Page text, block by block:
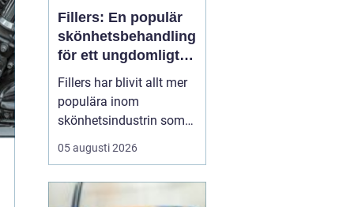
Fillers: En populär
skönhetsbehandling
för ett ungdomligt
utseende
Fillers har blivit allt mer
populära inom
skönhetsindustrin som
ett sätt att återställa
ungdomlighet och
att behöva genomgå
05 augusti 2026